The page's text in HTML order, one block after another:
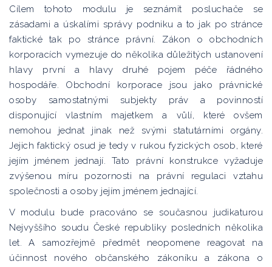
Cílem tohoto modulu je seznámit posluchače se
zásadami a úskalími správy podniku a to jak po stránce
faktické tak po stránce právní. Zákon o obchodních
korporacích vymezuje do několika důležitých ustanovení
hlavy první a hlavy druhé pojem péče řádného
hospodáře. Obchodní korporace jsou jako právnické
osoby samostatnými subjekty práv a povinností
disponující vlastním majetkem a vůlí, které ovšem
nemohou jednat jinak než svými statutárními orgány.
Jejich faktický osud je tedy v rukou fyzických osob, které
jejím jménem jednají. Tato právní konstrukce vyžaduje
zvýšenou míru pozornosti na právní regulaci vztahu
společnosti a osoby jejím jménem jednající.
V modulu bude pracováno se současnou judikaturou
Nejvyššího soudu České republiky posledních několika
let. A samozřejmě předmět neopomene reagovat na
účinnost nového občanského zákoníku a zákona o